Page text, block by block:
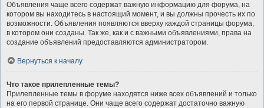
Объявления чаще всего содержат важную информацию для форума, на
котором вы находитесь в настоящий момент, и вы должны прочесть их по
возможности. Объявления появляются вверху каждой страницы форума,
в котором они созданы. Так же, как и с важными объявлениями, права на
создание объявлений предоставляются администратором.
Вернуться к началу
Что такое прилепленные темы?
Прилепленные темы в форуме находятся ниже всех объявлений и только
на его первой странице. Они чаще всего содержат достаточно важную